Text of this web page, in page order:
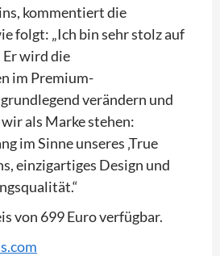
kommentiert die
folgt: „Ich bin sehr stolz auf
Er wird die
im Premium-
verändern und
als Marke stehen:
im Sinne unseres ‚True
einzigartiges Design und
von 699 Euro verfügbar.